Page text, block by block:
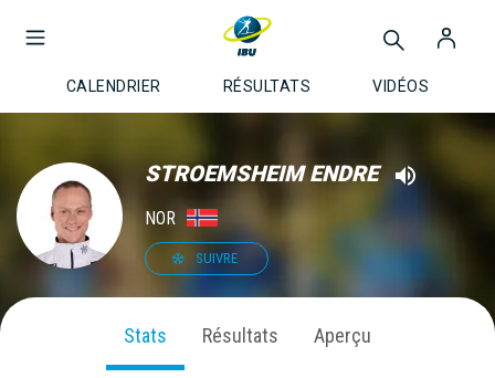
CALENDRIER RÉSULTATS VIDÉOS
STROEMSHEIM ENDRE
NOR
SUIVRE
Stats Résultats Aperçu